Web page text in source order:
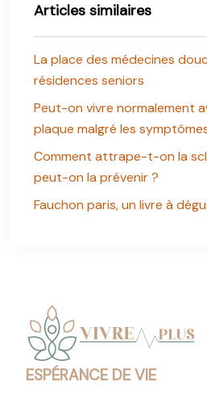
Articles similaires
La place des médecines
résidences seniors
Peut-on vivre normalement
plaque malgré les
Comment attrape-t-on la
peut-on la prévenir ?
Fauchon paris, un livre à
ESPÉRANCE DE VIE